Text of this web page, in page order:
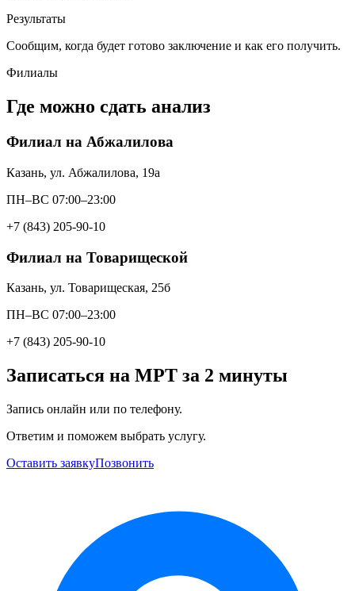
Результаты
Сообщим, когда будет готово заключение и как его получить.
Филиалы
Где можно сдать анализ
Филиал на Абжалилова
Казань, ул. Абжалилова, 19а
ПН–ВС 07:00–23:00
+7 (843) 205-90-10
Филиал на Товарищеской
Казань, ул. Товарищеская, 25б
ПН–ВС 07:00–23:00
+7 (843) 205-90-10
Записаться на МРТ за 2 минуты
Запись онлайн или по телефону.
Ответим и поможем выбрать услугу.
Оставить заявкуПозвонить